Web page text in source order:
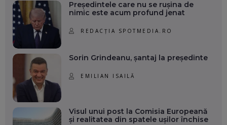
Președintele care nu se rușina de
nimic este acum profund jenat
REDACȚIA SPOTMEDIA.RO
Sorin Grindeanu, șantaj la președinte
EMILIAN ISAILĂ
Visul unui post la Comisia Europeană
și realitatea din spatele ușilor închise